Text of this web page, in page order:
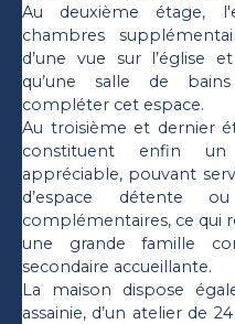
Au deuxième étage,
chambres
d’une vue sur l’église
qu’une salle de
compléter cet espace.
Au troisième et dernier
constituent enfin un
appréciable, pouvant
d’espace détente
complémentaires, ce qui
une grande famille
secondaire accueillante.
La maison dispose
assainie, d’un atelier de